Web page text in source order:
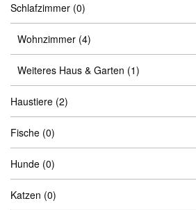
Schlafzimmer (0)
Wohnzimmer (4)
Weiteres Haus & Garten (1)
Haustiere (2)
Fische (0)
Hunde (0)
Katzen (0)